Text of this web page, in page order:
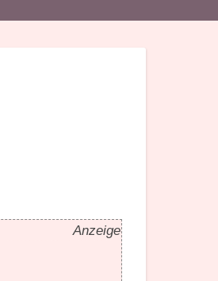
Anzeige